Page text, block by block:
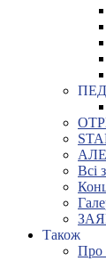
Всі
Також